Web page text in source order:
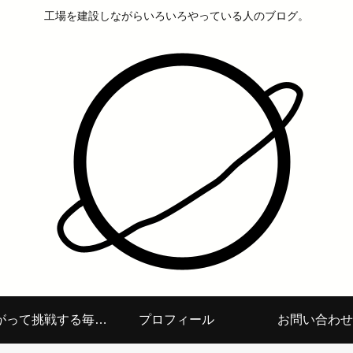
工場を建設しながらいろいろやっている人のブログ。
面白がって挑戦する毎日を プロフィール お問い合わせ